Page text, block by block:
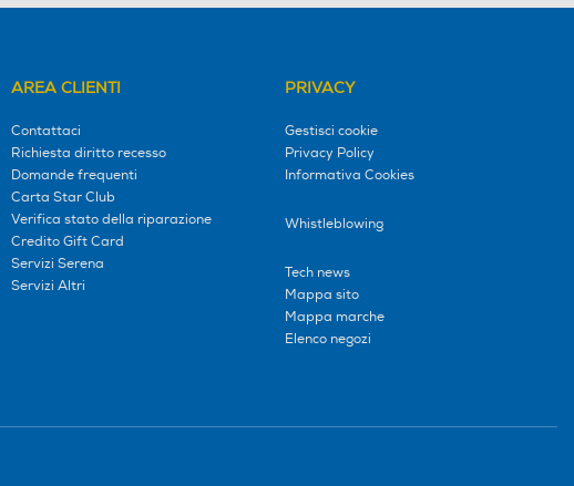
AREA CLIENTI
Contattaci
Richiesta diritto recesso
Domande frequenti
Carta Star Club
Verifica stato della riparazione
Credito Gift Card
Servizi Serena
Servizi Altri
PRIVACY
Gestisci cookie
Privacy Policy
Informativa Cookies
Whistleblowing
Tech news
Mappa sito
Mappa marche
Elenco negozi